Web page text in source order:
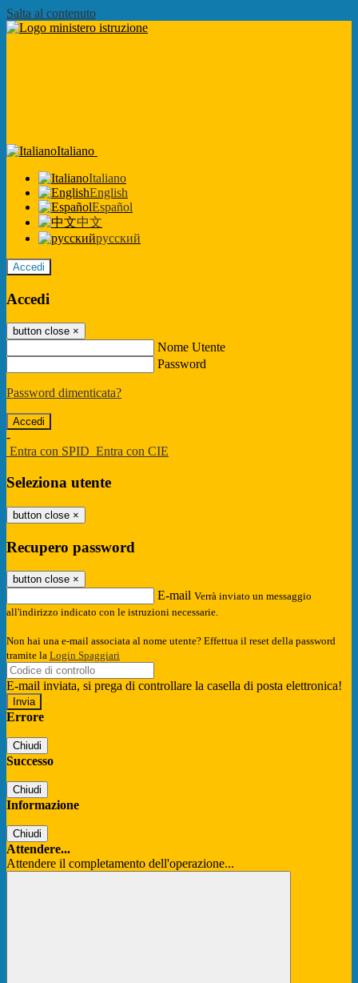
Salta al contenuto
Italiano
Italiano
English
Español
中文
русский
Accedi
Accedi
button close ×
Nome Utente
Password
Password dimenticata?
-
Entra con SPID Entra con CIE
Seleziona utente
button close ×
Recupero password
button close ×
E-mail Verrà inviato un messaggio
all'indirizzo indicato con le istruzioni necessarie.
Non hai una e-mail associata al nome utente? Effettua il reset della password
tramite la Login Spaggiari
E-mail inviata, si prega di controllare la casella di posta elettronica!
Errore
Chiudi
Successo
Chiudi
Informazione
Chiudi
Attendere...
Attendere il completamento dell'operazione...